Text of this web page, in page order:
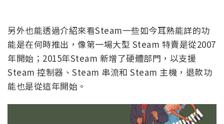
另外也能透過介紹來看Steam一些如今耳熟能詳的功
能是在何時推出，像第一場大型 Steam 特賣是從2007
年開始；2015年Steam 新增了硬體部門，以支援
Steam 控制器、Steam 串流和 Steam 主機，退款功
能也是從這年開始。